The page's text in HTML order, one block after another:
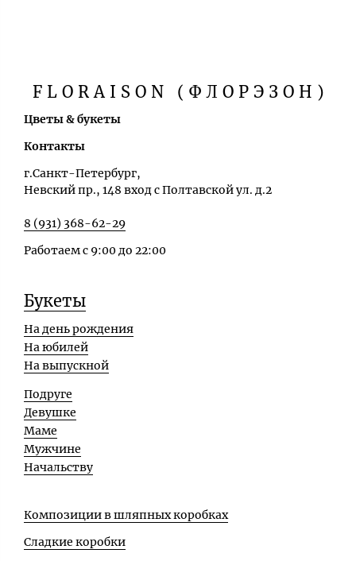
FLORAISON (ФЛОРЭЗОН)
Цветы & букеты
Контакты
г.Санкт-Петербург,
Невский пр., 148 вход с Полтавской ул. д.2
8 (931) 368-62-29
Работаем с 9:00 до 22:00
Букеты
На день рождения
На юбилей
На выпускной
Подруге
Девушке
Маме
Мужчине
Начальству
Композиции в шляпных коробках
Сладкие коробки